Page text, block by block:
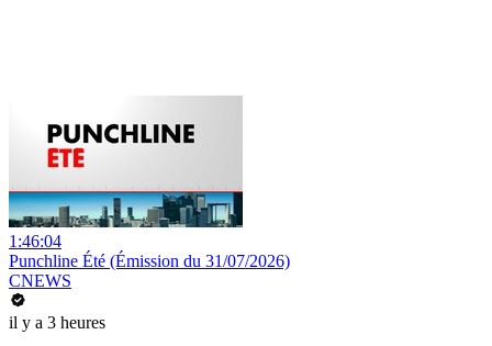
1:46:04
Punchline Été (Émission du 31/07/2026)
CNEWS
il y a 3 heures